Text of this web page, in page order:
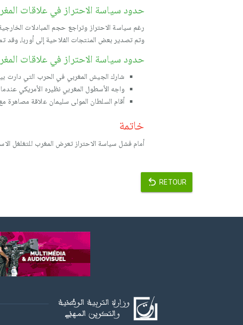
حدود سياسة الاحتراز في علاقات
رغم سياسة الاحتراز وتراجع حجم المبادلات
وتم تصدير بعض المنتجات الفلاحية إلى أوربا، وقد
حدود سياسة الاحتراز في علاقات
شارك الجيش المغربي في الحرب التي دارت
واجه الأسطول المغربي نظيره الأمريكي
أقام السلطان المولى سليمان علاقة مصاهرة
خاتمة
أمام فشل سياسة الاحتراز تعرض المغرب للتغلغل
RETOUR